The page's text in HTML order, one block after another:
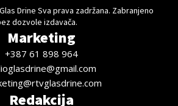
Drine Sva prava zadržana. Zabranjeno
dozvole izdavača.
Marketing
+387 61 898 964
Redakcija